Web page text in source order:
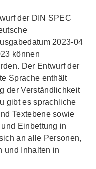
der DIN SPEC
2023-04
können
Der Entwurf der
Sprache enthält
der Verständlichkeit
gibt es sprachliche
Textebene sowie
Einbettung in
an alle Personen,
und Inhalten in